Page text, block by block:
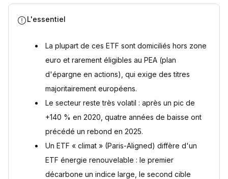
L'essentiel
La plupart de ces ETF sont domiciliés hors zone
euro et rarement éligibles au PEA (plan
d'épargne en actions), qui exige des titres
majoritairement européens.
Le secteur reste très volatil : après un pic de
+140 % en 2020, quatre années de baisse ont
précédé un rebond en 2025.
Un ETF « climat » (Paris-Aligned) diffère d'un
ETF énergie renouvelable : le premier
décarbone un indice large, le second cible